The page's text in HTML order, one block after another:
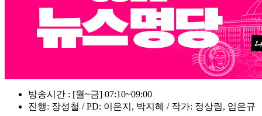
방송시간 : [월~금] 07:10~09:00
진행: 장성철 / PD: 이은지, 박지혜 / 작가: 정상림, 임은규